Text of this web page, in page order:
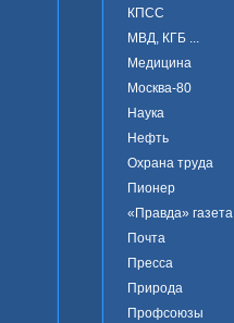
КПСС
МВД, КГБ ...
Медицина
Москва-80
Наука
Нефть
Охрана труда
Пионер
«Правда» газета
Почта
Пресса
Природа
Профсоюзы